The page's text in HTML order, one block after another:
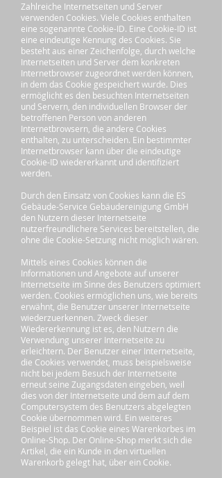
Zahlreiche Internetseiten und Server
verwenden Cookies. Viele Cookies enthalten
eine sogenannte Cookie-ID. Eine Cookie-ID ist
eine eindeutige Kennung des Cookies. Sie
besteht aus einer Zeichenfolge, durch welche
Internetseiten und Server dem konkreten
Internetbrowser zugeordnet werden können,
in dem das Cookie gespeichert wurde. Dies
ermöglicht es den besuchten Internetseiten
und Servern, den individuellen Browser der
betroffenen Person von anderen
Internetbrowsern, die andere Cookies
enthalten, zu unterscheiden. Ein bestimmter
Internetbrowser kann über die eindeutige
Cookie-ID wiedererkannt und identifiziert
werden.
Durch den Einsatz von Cookies kann die ES
Gebäude-Service Gebäudereinigung GmbH
den Nutzern dieser Internetseite
nutzerfreundlichere Services bereitstellen, die
ohne die Cookie-Setzung nicht möglich wären.
Mittels eines Cookies können die
Informationen und Angebote auf unserer
Internetseite im Sinne des Benutzers optimiert
werden. Cookies ermöglichen uns, wie bereits
erwähnt, die Benutzer unserer Internetseite
wiederzuerkennen. Zweck dieser
Wiedererkennung ist es, den Nutzern die
Verwendung unserer Internetseite zu
erleichtern. Der Benutzer einer Internetseite,
die Cookies verwendet, muss beispielsweise
nicht bei jedem Besuch der Internetseite
erneut seine Zugangsdaten eingeben, weil
dies von der Internetseite und dem auf dem
Computersystem des Benutzers abgelegten
Cookie übernommen wird. Ein weiteres
Beispiel ist das Cookie eines Warenkorbes im
Online-Shop. Der Online-Shop merkt sich die
Artikel, die ein Kunde in den virtuellen
Warenkorb gelegt hat, über ein Cookie.